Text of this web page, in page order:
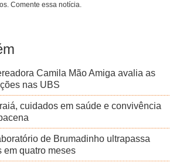
Comente essa notícia.
Camila Mão Amiga avalia as
nas UBS
cuidados em saúde e convivência
de Brumadinho ultrapassa
em quatro meses